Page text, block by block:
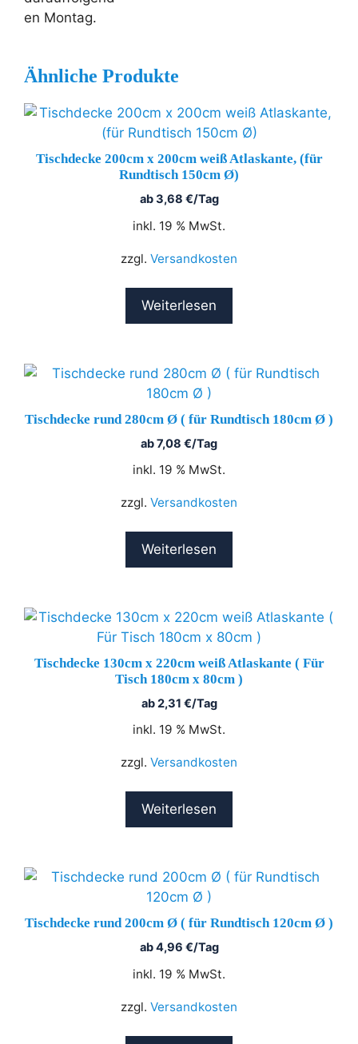
en Montag.
Ähnliche Produkte
Tischdecke 200cm x 200cm weiß Atlaskante, (für
Rundtisch 150cm Ø)
ab3,68 €/Tag
inkl. 19 % MwSt.
zzgl. Versandkosten
Weiterlesen
Tischdecke rund 280cm Ø ( für Rundtisch 180cm Ø )
ab7,08 €/Tag
inkl. 19 % MwSt.
zzgl. Versandkosten
Weiterlesen
Tischdecke 130cm x 220cm weiß Atlaskante ( Für
Tisch 180cm x 80cm )
ab2,31 €/Tag
inkl. 19 % MwSt.
zzgl. Versandkosten
Weiterlesen
Tischdecke rund 200cm Ø ( für Rundtisch 120cm Ø )
ab4,96 €/Tag
inkl. 19 % MwSt.
zzgl. Versandkosten